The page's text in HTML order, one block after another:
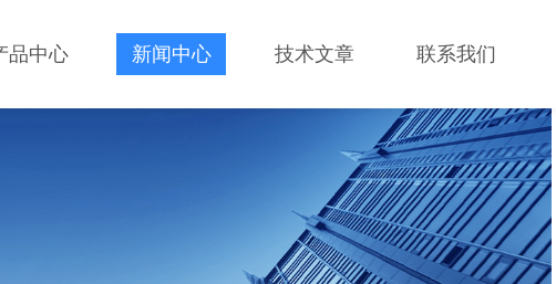
品中心 新闻中心 技术文章 联系我们